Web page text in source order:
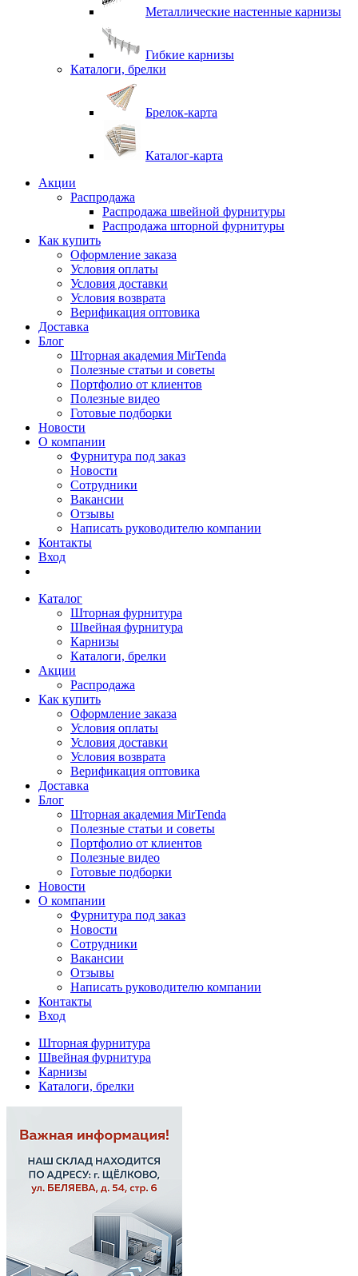
Металлические настенные карнизы
Гибкие карнизы
Каталоги, брелки
Брелок-карта
Каталог-карта
Акции
Распродажа
Распродажа швейной фурнитуры
Распродажа шторной фурнитуры
Как купить
Оформление заказа
Условия оплаты
Условия доставки
Условия возврата
Верификация оптовика
Доставка
Блог
Шторная академия MirTenda
Полезные статьи и советы
Портфолио от клиентов
Полезные видео
Готовые подборки
Новости
О компании
Фурнитура под заказ
Новости
Сотрудники
Вакансии
Отзывы
Написать руководителю компании
Контакты
Вход
Каталог
Шторная фурнитура
Швейная фурнитура
Карнизы
Каталоги, брелки
Акции
Распродажа
Как купить
Оформление заказа
Условия оплаты
Условия доставки
Условия возврата
Верификация оптовика
Доставка
Блог
Шторная академия MirTenda
Полезные статьи и советы
Портфолио от клиентов
Полезные видео
Готовые подборки
Новости
О компании
Фурнитура под заказ
Новости
Сотрудники
Вакансии
Отзывы
Написать руководителю компании
Контакты
Вход
Шторная фурнитура
Швейная фурнитура
Карнизы
Каталоги, брелки